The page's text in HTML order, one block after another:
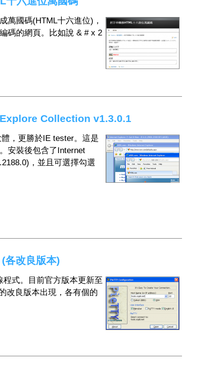
萬國碼(HTML十六進位)，
碼的網頁。比如說 & # x 2
Collection v1.3.0.1
，更勝於IE tester。這是
安裝後包含了Internet
，並且可選擇勾選
改良版本)
式。目前官方版本更新至
改良版本出現，各有個的